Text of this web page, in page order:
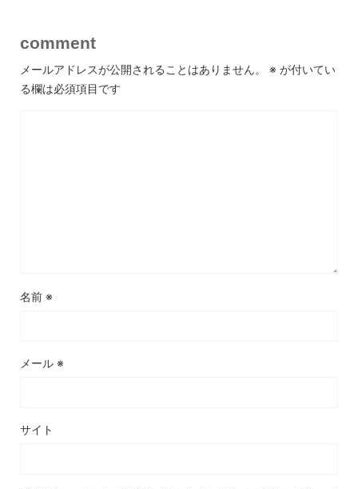
comment
メールアドレスが公開されることはありません。 ※ が付いてい
る欄は必須項目です
名前 ※
メール ※
サイト